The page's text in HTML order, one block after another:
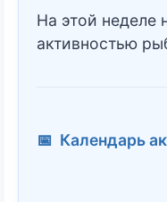
На этой неделе
активностью
📅 Календарь